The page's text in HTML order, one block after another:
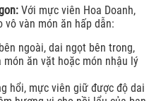
Với mực viên Hoa Doanh,
vô vàn món ăn hấp dẫn:
ngoài, dai ngọt bên trong,
ăn vặt hoặc món nhậu lý
hổi, mực viên giữ được độ dai